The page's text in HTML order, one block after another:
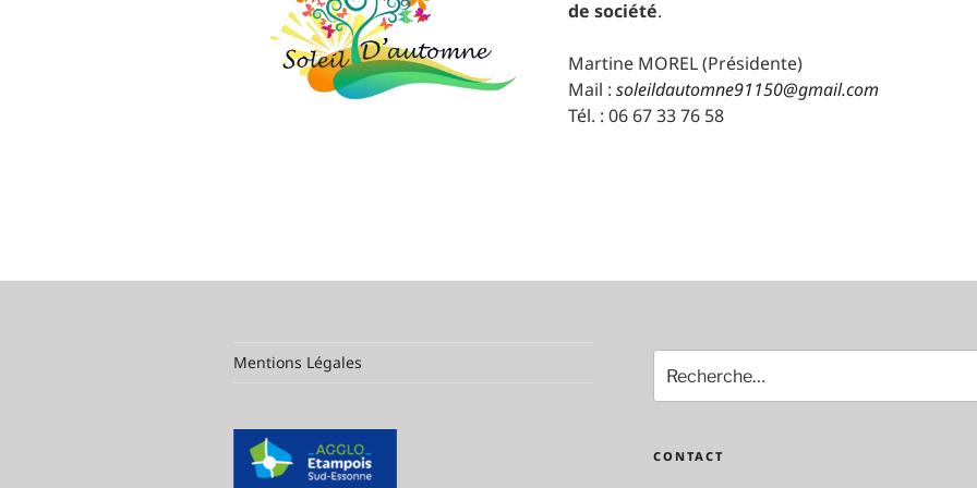
de société.
Martine MOREL (Présidente)
Mail :soleildautomne91150@gmail.com
Tél. : 06 67 33 76 58
Mentions Légales
pour
:
CONTACT